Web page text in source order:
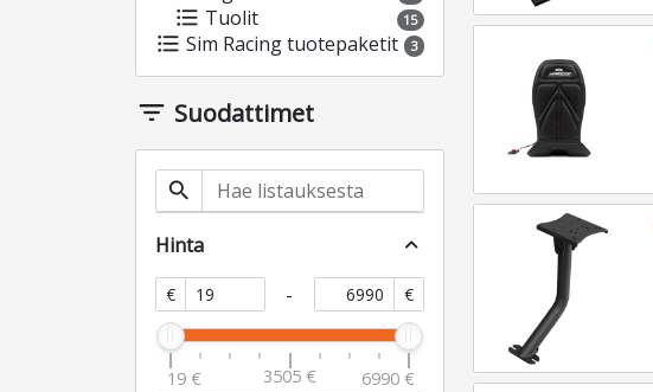
format_list_bulleted Tuolit 15
format_list_bulleted Sim Racing tuotepaketit 3
filter_list Suodattimet
search
Hinta expand_less
€ - €
19 € 3505 € 6990 €